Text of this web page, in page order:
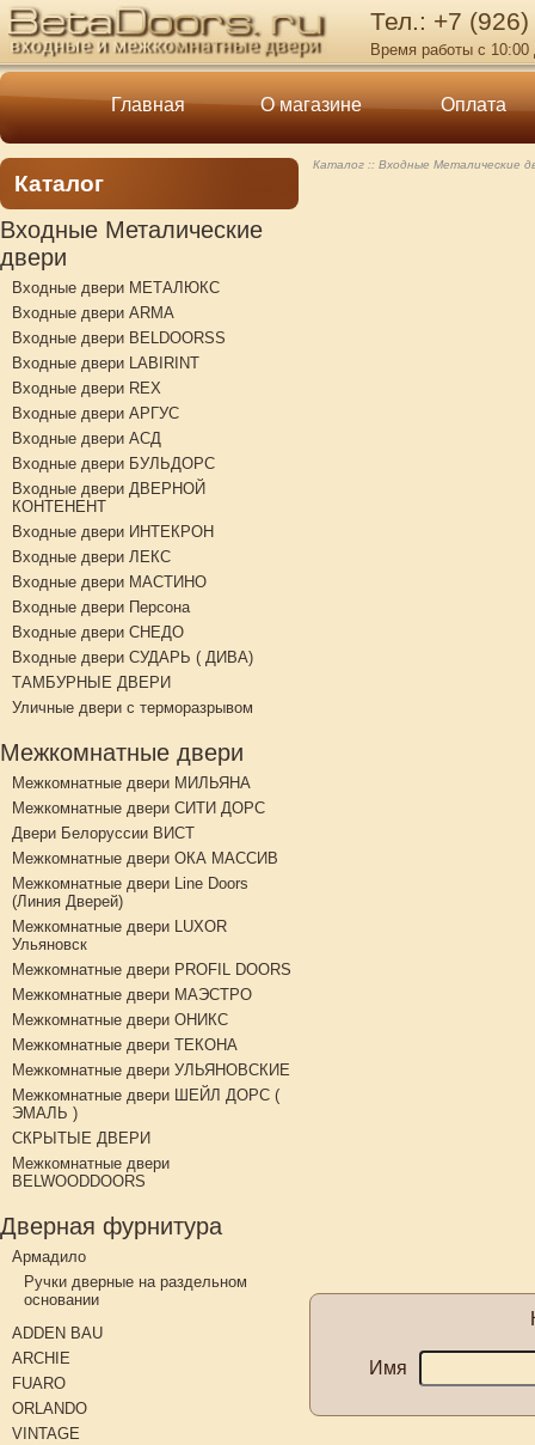
Тел.: +7
Время работы с 10:00
Главная О магазине Оплата
Каталог
Входные Металические
двери
Входные двери МЕТАЛЮКС
Входные двери ARMA
Входные двери BELDOORSS
Входные двери LABIRINT
Входные двери REX
Входные двери АРГУС
Входные двери АСД
Входные двери БУЛЬДОРС
Входные двери ДВЕРНОЙ
КОНТЕНЕНТ
Входные двери ИНТЕКРОН
Входные двери ЛЕКС
Входные двери МАСТИНО
Входные двери Персона
Входные двери СНЕДО
Входные двери СУДАРЬ ( ДИВА)
ТАМБУРНЫЕ ДВЕРИ
Уличные двери с терморазрывом
Межкомнатные двери
Межкомнатные двери МИЛЬЯНА
Межкомнатные двери СИТИ ДОРС
Двери Белоруссии ВИСТ
Межкомнатные двери ОКА МАССИВ
Межкомнатные двери Line Doors
(Линия Дверей)
Межкомнатные двери LUXOR
Ульяновск
Межкомнатные двери PROFIL DOORS
Межкомнатные двери МАЭСТРО
Межкомнатные двери ОНИКС
Межкомнатные двери ТЕКОНА
Межкомнатные двери УЛЬЯНОВСКИЕ
Межкомнатные двери ШЕЙЛ ДОРС (
ЭМАЛЬ )
СКРЫТЫЕ ДВЕРИ
Межкомнатные двери
BELWOODDOORS
Дверная фурнитура
Армадило
Ручки дверные на раздельном
основании
ADDEN BAU
ARCHIE
FUARO
ORLANDO
VINTAGE
Каталог Входные Металические
Имя